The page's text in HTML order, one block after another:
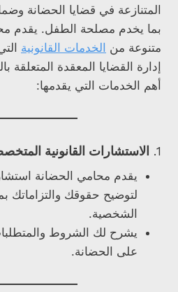
المتنازعة في قضايا الحضانة
بما يخدم مصلحة الطفل. يقدم
متنوعة من الخدمات القانونية
إدارة القضايا المعقدة المتعلقة
أهم الخدمات التي يقدمها:
1. الاستشارات القانونية
يقدم محامي الحضانة
لتوضيح حقوقك والتزاماتك
الشخصية.
يشرح لك الشروط
على الحضانة.